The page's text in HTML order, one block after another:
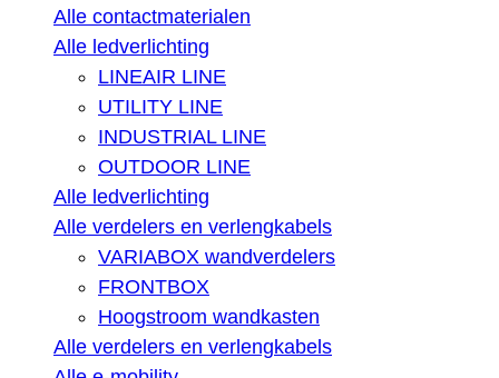
Alle contactmaterialen
Alle ledverlichting
LINEAIR LINE
UTILITY LINE
INDUSTRIAL LINE
OUTDOOR LINE
Alle ledverlichting
Alle verdelers en verlengkabels
VARIABOX wandverdelers
FRONTBOX
Hoogstroom wandkasten
Alle verdelers en verlengkabels